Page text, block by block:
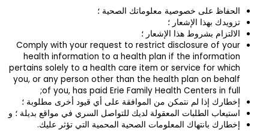
Comply with
health
pertains solely to
you, or any
of you,
أخرى مطلوبة ؛
في مواقع بديلة ؛ و
تؤثر عليك.